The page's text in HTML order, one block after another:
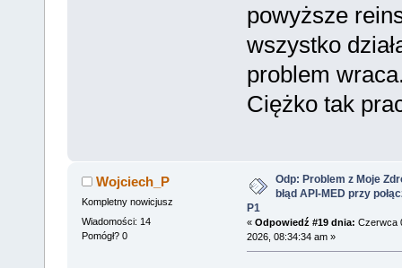
powyższe
wszystko
problem
Ciężko tak
Wojciech_P
Kompletny nowicjusz
Wiadomości: 14
Pomógł? 0
Odp: Problem z Moje
błąd API-MED przy
P1
« Odpowiedź #19 dnia: Czerwca
2026, 08:34:34 am »